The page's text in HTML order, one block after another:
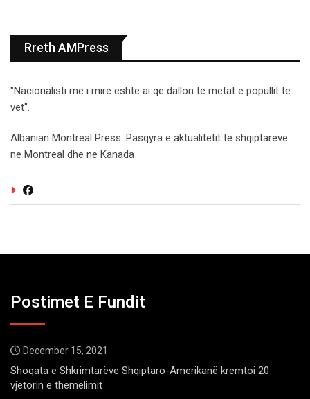
Rreth AMPress
"Nacionalisti më i mirë është ai që dallon të metat e popullit të
vet".
Albanian Montreal Press. Pasqyra e aktualitetit te shqiptareve
ne Montreal dhe ne Kanada
Postimet E Fundit
December 15, 2021
Shoqata e Shkrimtarëve Shqiptaro-Amerikanë kremtoi 20
vjetorin e themelimit